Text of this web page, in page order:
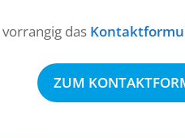
das
ZUM